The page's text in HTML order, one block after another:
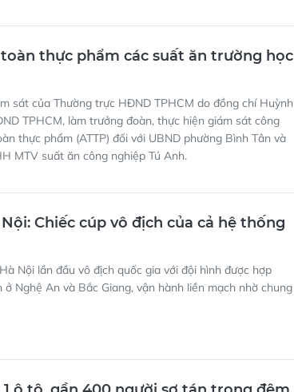
thực phẩm các suất ăn trường học
sát của Thường trực HĐND TPHCM do đồng chí Huỳnh
TPHCM, làm trưởng đoàn, thực hiện giám sát công
thực phẩm (ATTP) đối với UBND phường Bình Tân và
MTV suất ăn công nghiệp Tú Anh.
Nội: Chiếc cúp vô địch của cả hệ thống
Nội lần đầu vô địch quốc gia với đội hình được hợp
Nghệ An và Bắc Giang, vận hành liền mạch nhờ chung